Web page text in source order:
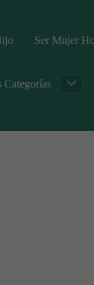
Ser Mujer
Categorías